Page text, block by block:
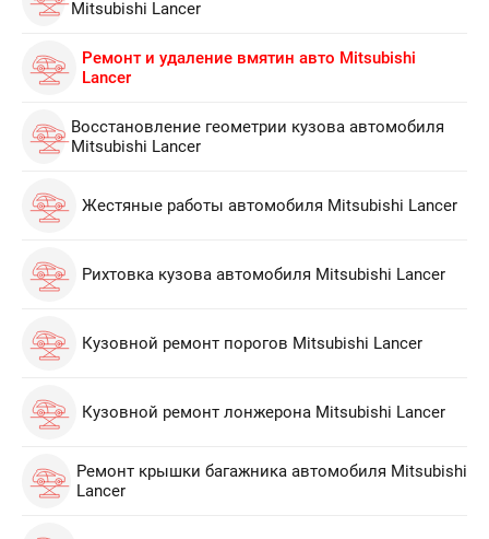
Mitsubishi Lancer
Ремонт и удаление вмятин авто Mitsubishi
Lancer
Восстановление геометрии кузова автомобиля
Mitsubishi Lancer
Жестяные работы автомобиля Mitsubishi Lancer
Рихтовка кузова автомобиля Mitsubishi Lancer
Кузовной ремонт порогов Mitsubishi Lancer
Кузовной ремонт лонжерона Mitsubishi Lancer
Ремонт крышки багажника автомобиля Mitsubishi
Lancer